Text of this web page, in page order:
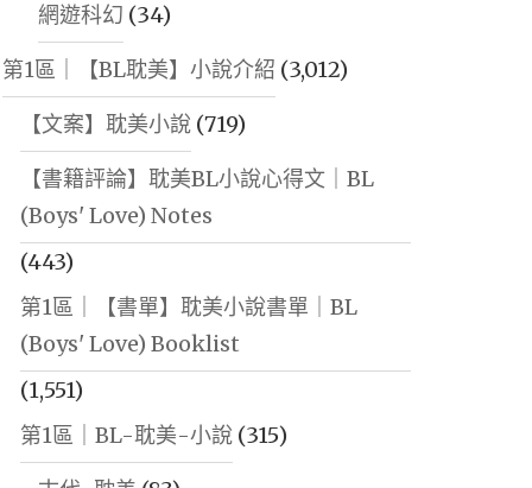
網遊科幻 (34)
第1區｜【BL耽美】小說介紹 (3,012)
【文案】耽美小說(719)
【書籍評論】耽美BL小說心得文｜BL
(Boys' Love) Notes
(443)
第1區｜【書單】耽美小說書單｜BL
(Boys' Love) Booklist
(1,551)
第1區｜BL-耽美-小說(315)